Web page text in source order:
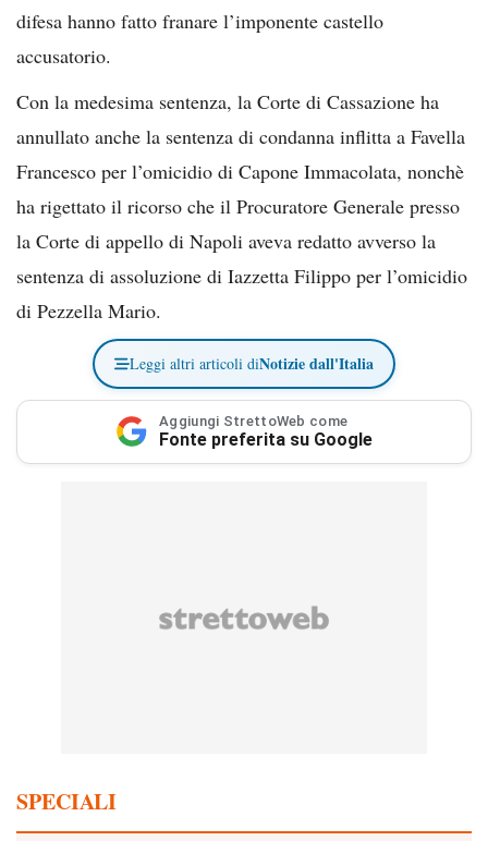
difesa hanno fatto franare l’imponente castello
accusatorio.
Con la medesima sentenza, la Corte di Cassazione ha
annullato anche la sentenza di condanna inflitta a Favella
Francesco per l’omicidio di Capone Immacolata, nonchè
ha rigettato il ricorso che il Procuratore Generale presso
la Corte di appello di Napoli aveva redatto avverso la
sentenza di assoluzione di Iazzetta Filippo per l’omicidio
di Pezzella Mario.
Leggi altri articoli diNotizie dall'Italia
Aggiungi StrettoWeb come
Fonte preferita su Google
SPECIALI